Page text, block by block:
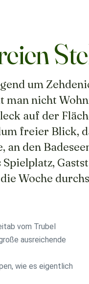
um
nicht
auf der
freier Blick,
den
Woche
vom Trubel
ausreichende
wie es eigentlich